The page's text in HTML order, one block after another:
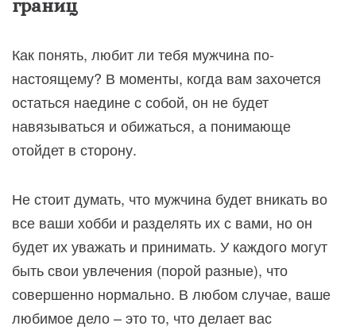
границ
Как понять, любит ли тебя мужчина по-
настоящему? В моменты, когда вам захочется
остаться наедине с собой, он не будет
навязываться и обижаться, а понимающе
отойдет в сторону.
Не стоит думать, что мужчина будет вникать во
все ваши хобби и разделять их с вами, но он
будет их уважать и принимать. У каждого могут
быть свои увлечения (порой разные), что
совершенно нормально. В любом случае, ваше
любимое дело – это то, что делает вас